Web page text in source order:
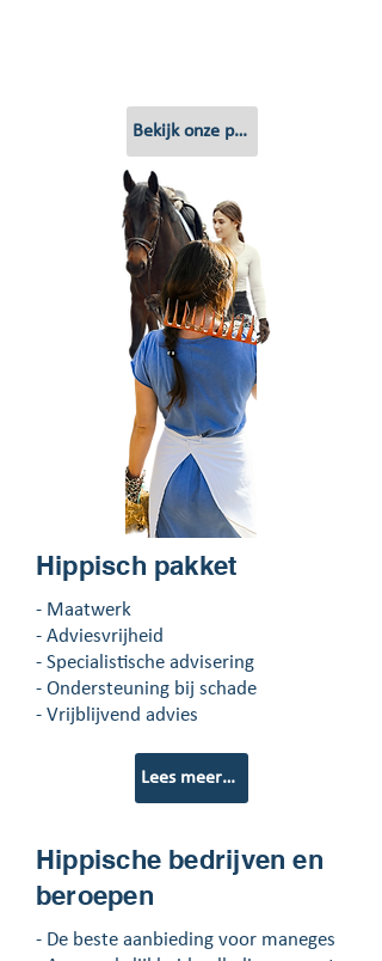
Bekijk onze paardenverzekeringen
Hippisch pakket
- Maatwerk
- Adviesvrijheid
- Specialistische advisering
- Ondersteuning bij schade
- Vrijblijvend advies
Lees meer over onze mogelijkheden
Hippische bedrijven en
beroepen
- De beste aanbieding voor maneges